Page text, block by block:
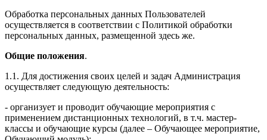
Обработка персональных данных Пользователей
осуществляется в соответствии с Политикой обработки
персональных данных, размещенной здесь же.
Общие положения.
1.1. Для достижения своих целей и задач Администрация
осуществляет следующую деятельность:
- организует и проводит обучающие мероприятия с
применением дистанционных технологий, в т.ч. мастер-
классы и обучающие курсы (далее – Обучающее мероприятие,